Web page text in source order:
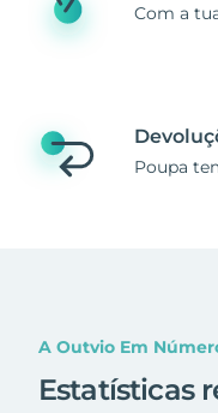
Com a
Poupa
A Outvio Em
Estatísticas